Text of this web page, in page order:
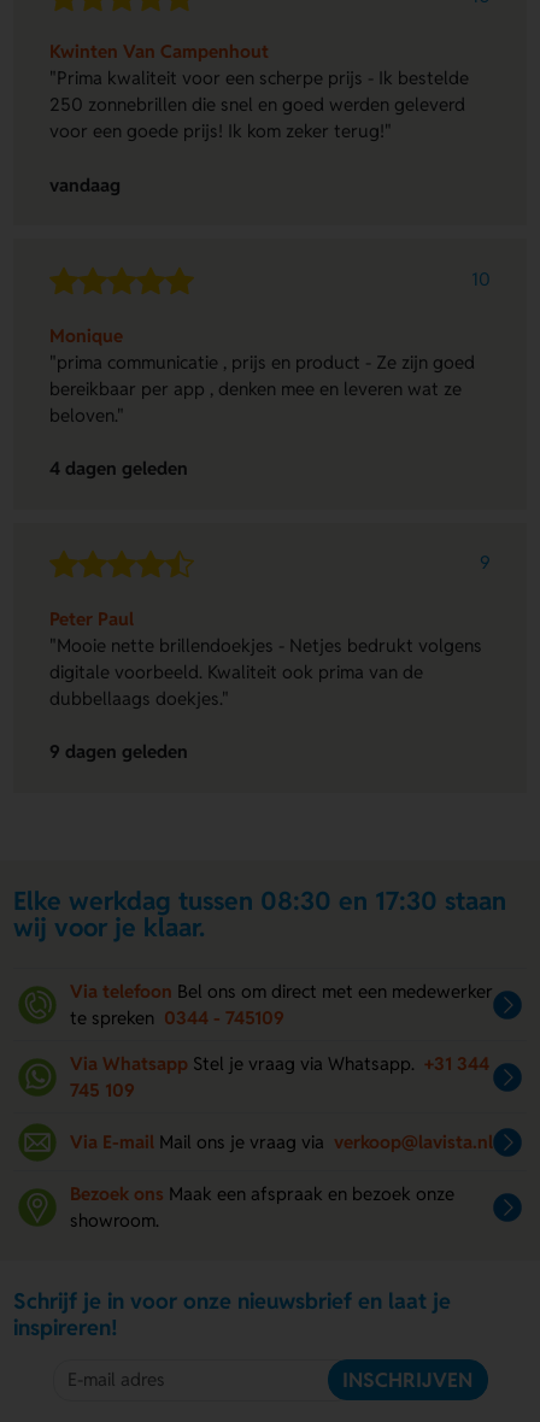
Kwinten Van Campenhout
"Prima kwaliteit voor een scherpe prijs - Ik bestelde
250 zonnebrillen die snel en goed werden geleverd
voor een goede prijs! Ik kom zeker terug!"
vandaag
10
Monique
"prima communicatie , prijs en product - Ze zijn goed
bereikbaar per app , denken mee en leveren wat ze
beloven."
4 dagen geleden
9
Peter Paul
"Mooie nette brillendoekjes - Netjes bedrukt volgens
digitale voorbeeld. Kwaliteit ook prima van de
dubbellaags doekjes."
9 dagen geleden
Elke werkdag tussen 08:30 en 17:30 staan
wij voor je klaar.
Via telefoon Bel ons om direct met een medewerker
te spreken 0344 - 745109
Via Whatsapp Stel je vraag via Whatsapp. +31 344
745 109
Via E-mail Mail ons je vraag via verkoop@lavista.nl
Bezoek ons Maak een afspraak en bezoek onze
showroom.
Schrijf je in voor onze nieuwsbrief en laat je
inspireren!
INSCHRIJVEN